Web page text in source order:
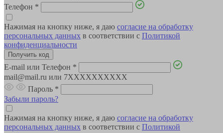
Телефон *
Нажимая на кнопку ниже, я даю согласие на обработку
персональных данных в соответствии с Политикой
конфиденциальности
E-mail или Телефон *
mail@mail.ru или 7XXXXXXXXXX
Пароль *
Забыли пароль?
Нажимая на кнопку ниже, я даю согласие на обработку
персональных данных в соответствии с Политикой